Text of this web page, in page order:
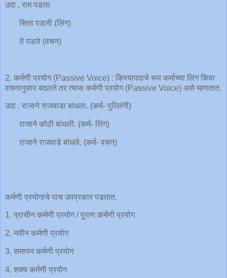
उदा . राम पडला
सिता पडली (लिंग)
ते पडले (वचन)
2. कर्मणी प्रयोग (Passive Voice) : क्रियापदाचे रूप कर्माच्या लिंग किवा
वचनानुसार बदलते तर त्यास कर्मणी प्रयोग (Passive Voice) असे म्हणतात.
उदा . राजाने राजवाडा बांधला. (कर्म- पुल्लिंगी)
राजाने कोठी बांधली. (कर्म- लिंग)
राजाने राजवाडे बांधले. (कर्म- वचन)
कर्मणी प्रयोगाचे पाच उपप्रकार पडतात.
1. प्राचीन कर्मणी प्रयोग / पुराण कर्मणी प्रयोग
2. नवीन कर्मणी प्रयोग
3. समापन कर्मणी प्रयोग
4. शक्य कर्मणी प्रयोग